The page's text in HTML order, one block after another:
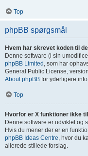
Top
phpBB spørgsmål
Hvem har skrevet koden til
Denne software (i sin
phpBB Limited , som har
General Public License,
About phpBB for yderligere
Top
Hvorfor er X funktioner ikke
Denne software er udviklet og
Hvis du mener der er en
phpBB Ideas Centre, hvor du
allerede stillede forslag.